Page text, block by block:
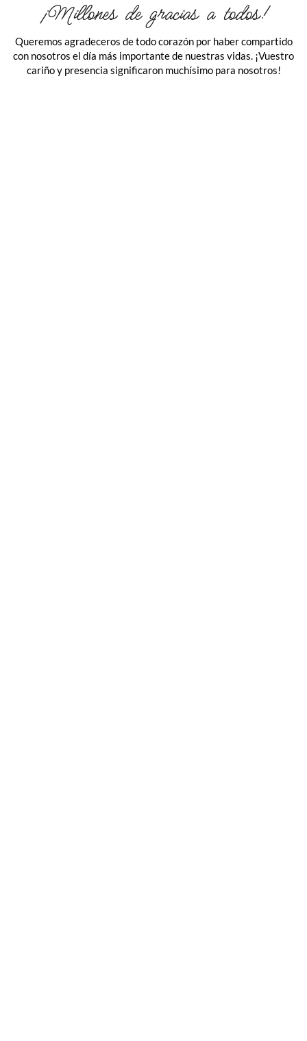
¡Millones de gracias a todos!
Queremos agradeceros de todo corazón por haber compartido
con nosotros el día más importante de nuestras vidas. ¡Vuestro
cariño y presencia significaron muchísimo para nosotros!